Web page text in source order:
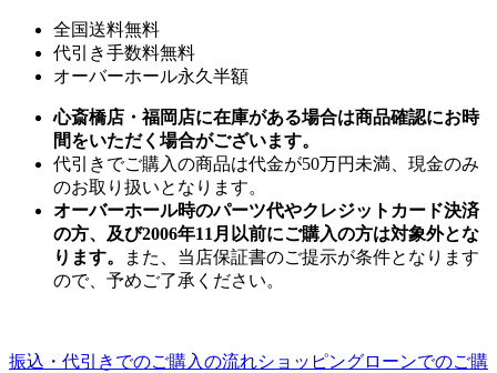
全国送料無料
代引き手数料無料
オーバーホール永久半額
心斎橋店・福岡店に在庫がある場合は商品確認にお時
間をいただく場合がございます。
代引きでご購入の商品は代金が50万円未満、現金のみ
のお取り扱いとなります。
オーバーホール時のパーツ代やクレジットカード決済
の方、及び2006年11月以前にご購入の方は対象外とな
ります。
また、当店保証書のご提示が条件となります
ので、予めご了承ください。
振込・代引きでのご購入の流れショッピングローンでのご購